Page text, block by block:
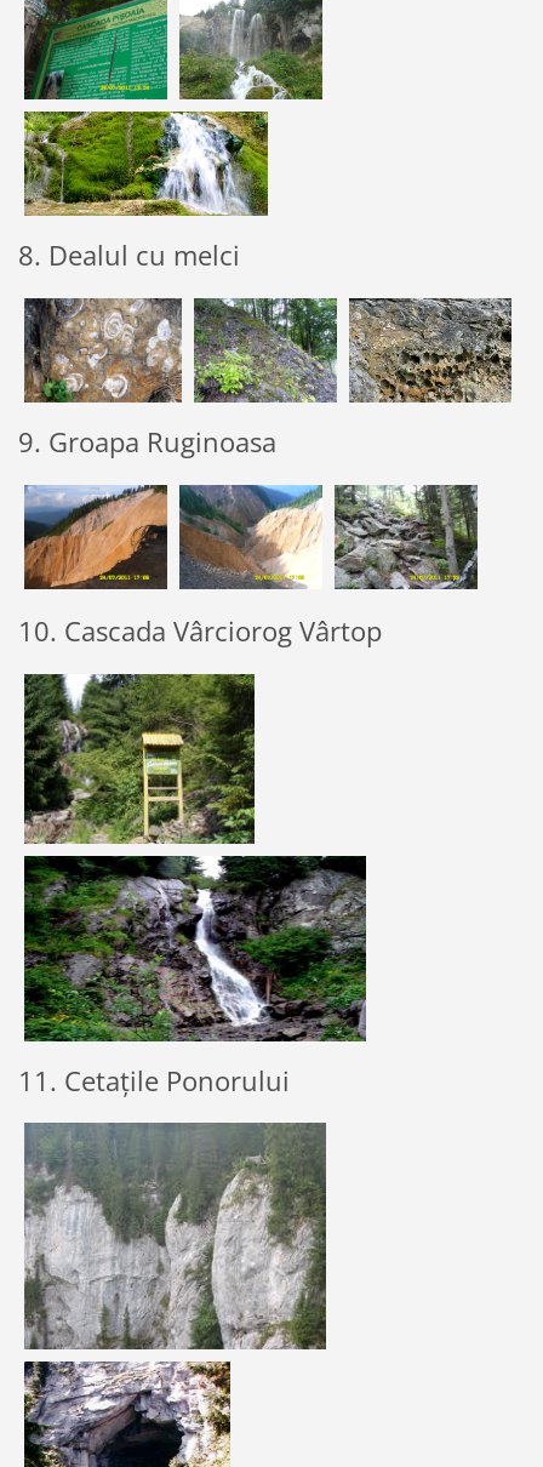
8. Dealul cu melci
9. Groapa Ruginoasa
10. Cascada Vârciorog Vârtop
11. Cetațile Ponorului